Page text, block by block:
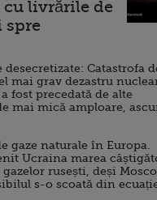
cu livrările de
spre
desecretizate: Catastrofa
mai grav dezastru
fost precedată de alte
mai mică amploare,
gaze naturale în Europa.
Ucraina marea
rusești, deși
s-o scoată din